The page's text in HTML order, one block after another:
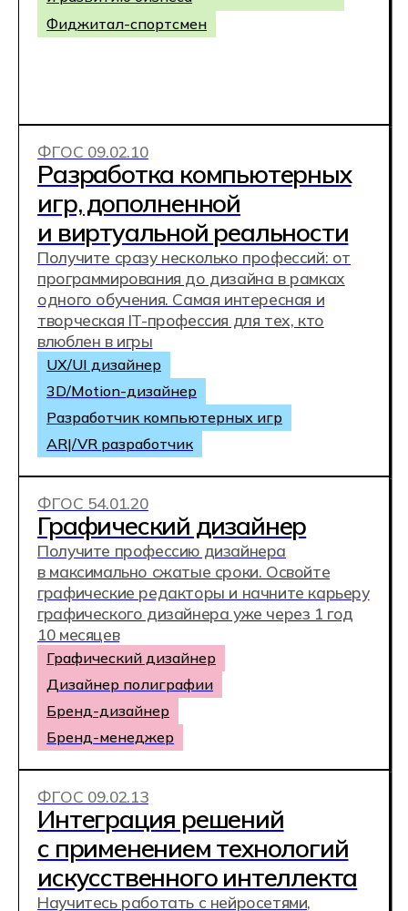
Специалист по автоматизации
производственных процессов
Обеспечение
информационной
безопасности
автоматизированных
систем
Станьте высокооплачиваемым системным
администратором или управляйте
взаимодействием на стыке разработки и
внедрения ПО в роли devops-инженера
Киберзащита
Системный администратор
Специалист по информационной
безопасности
ФГОС 38.02.08
Коммерция и
осуществление интернет-
маркетинга
Учись анализировать рынки, выводить
товары на маркетплейсы и строить
цифровые воронки продаж. Готовься
к карьере в e‑commerce — от старта
в крупной компании до запуска
собственного онлайн‑бизнеса.
Менеджер по закупкам
Специалист по аналитике продаж
Ассистент отдела продаж B2B
ФГОС 54.02.08
Техника и искусство
фотографии
Разрабатывай визуальный контент для
брендов, социальных сетей и
маркетплейсов. Освой фотосъёмку и
видеосъёмку, ретушь, работу со студийным
светом и продвижение своих услуг,
используя инструменты, востребованные
на рынке. Построй карьеру в медиа или
запусти собственную фотостудию.